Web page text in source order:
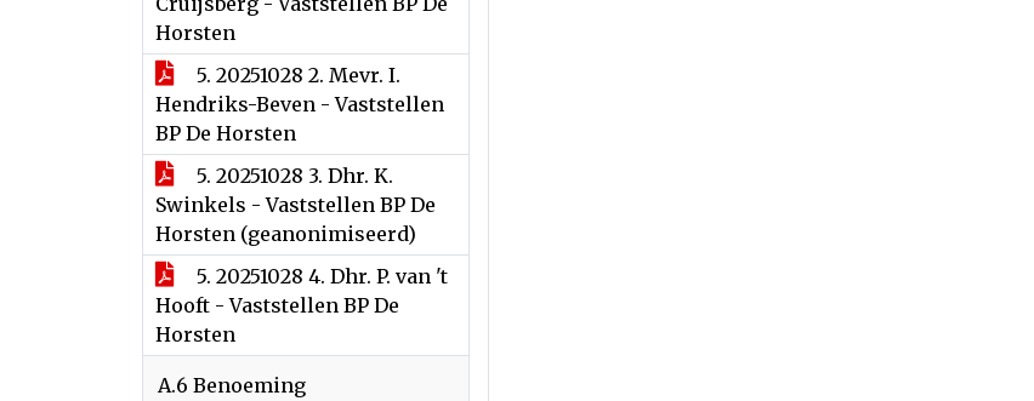
Horsten
5. 20251028 2. Mevr. I.
Hendriks-Beven - Vaststellen
BP De Horsten
5. 20251028 3. Dhr. K.
Swinkels - Vaststellen BP De
Horsten (geanonimiseerd)
5. 20251028 4. Dhr. P. van 't
Hooft - Vaststellen BP De
Horsten
A.6 Benoeming